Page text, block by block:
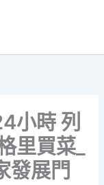
小時 列
里買菜_
發展門